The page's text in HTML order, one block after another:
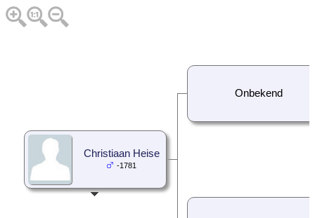
Christiaan Heise
-1781
Onbekend